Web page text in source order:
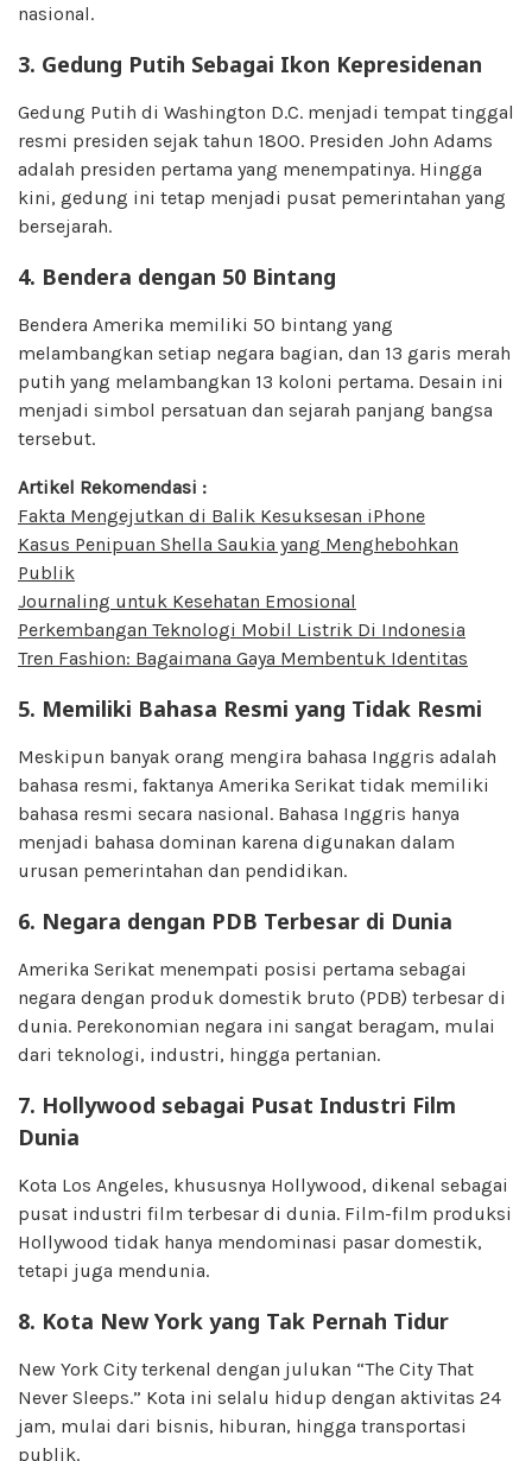
nasional.
3. Gedung Putih Sebagai Ikon Kepresidenan
Gedung Putih di Washington D.C. menjadi tempat tinggal
resmi presiden sejak tahun 1800. Presiden John Adams
adalah presiden pertama yang menempatinya. Hingga
kini, gedung ini tetap menjadi pusat pemerintahan yang
bersejarah.
4. Bendera dengan 50 Bintang
Bendera Amerika memiliki 50 bintang yang
melambangkan setiap negara bagian, dan 13 garis merah
putih yang melambangkan 13 koloni pertama. Desain ini
menjadi simbol persatuan dan sejarah panjang bangsa
tersebut.
Artikel Rekomendasi :
Fakta Mengejutkan di Balik Kesuksesan iPhone
Kasus Penipuan Shella Saukia yang Menghebohkan
Publik
Journaling untuk Kesehatan Emosional
Perkembangan Teknologi Mobil Listrik Di Indonesia
Tren Fashion: Bagaimana Gaya Membentuk Identitas
5. Memiliki Bahasa Resmi yang Tidak Resmi
Meskipun banyak orang mengira bahasa Inggris adalah
bahasa resmi, faktanya Amerika Serikat tidak memiliki
bahasa resmi secara nasional. Bahasa Inggris hanya
menjadi bahasa dominan karena digunakan dalam
urusan pemerintahan dan pendidikan.
6. Negara dengan PDB Terbesar di Dunia
Amerika Serikat menempati posisi pertama sebagai
negara dengan produk domestik bruto (PDB) terbesar di
dunia. Perekonomian negara ini sangat beragam, mulai
dari teknologi, industri, hingga pertanian.
7. Hollywood sebagai Pusat Industri Film
Dunia
Kota Los Angeles, khususnya Hollywood, dikenal sebagai
pusat industri film terbesar di dunia. Film-film produksi
Hollywood tidak hanya mendominasi pasar domestik,
tetapi juga mendunia.
8. Kota New York yang Tak Pernah Tidur
New York City terkenal dengan julukan “The City That
Never Sleeps.” Kota ini selalu hidup dengan aktivitas 24
jam, mulai dari bisnis, hiburan, hingga transportasi
publik.